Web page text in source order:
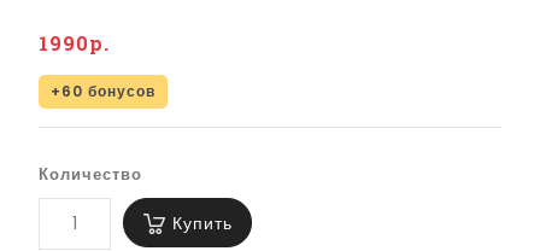
1990р.
+60 бонусов
Количество
Купить